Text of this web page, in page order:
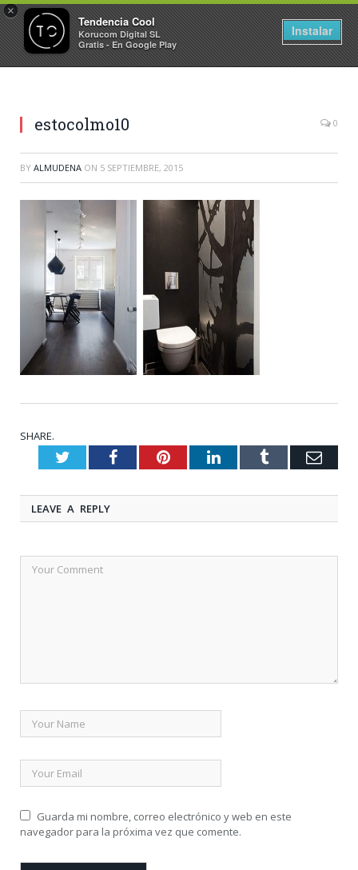
×
Tendencia Cool
Korucom Digital SL
Gratis - En Google Play
Instalar
estocolmo10 0
BY ALMUDENA ON 5 SEPTIEMBRE, 2015
SHARE.
TwitterFacebookPinterestLinkedInTumblr
LEAVE A REPLY
Guarda mi nombre, correo electrónico y web en este
navegador para la próxima vez que comente.